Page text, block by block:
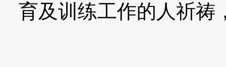
育及训练工作的人祈祷